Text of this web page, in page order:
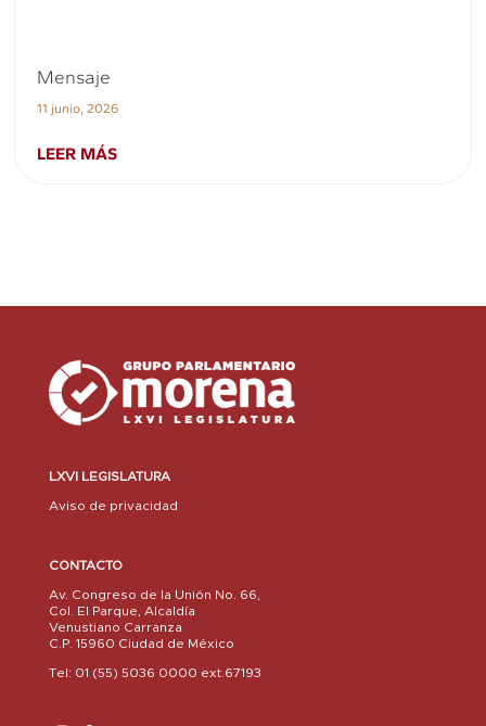
Mensaje
11 junio, 2026
LEER MÁS
LXVI LEGISLATURA
Aviso de privacidad
CONTACTO
Av. Congreso de la Unión No. 66,
Col. El Parque, Alcaldía
Venustiano Carranza
C.P. 15960 Ciudad de México
Tel: 01 (55) 5036 0000 ext.67193